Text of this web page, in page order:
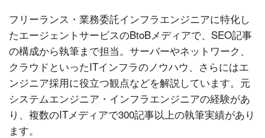
フリーランス・業務委託インフラエンジニアに特化し
たエージェントサービスのBtoBメディアで、SEO記事
の構成から執筆まで担当。サーバーやネットワーク、
クラウドといったITインフラのノウハウ、さらにはエ
ンジニア採用に役立つ観点などを解説しています。元
システムエンジニア・インフラエンジニアの経験があ
り、複数のITメディアで300記事以上の執筆実績があり
ます。